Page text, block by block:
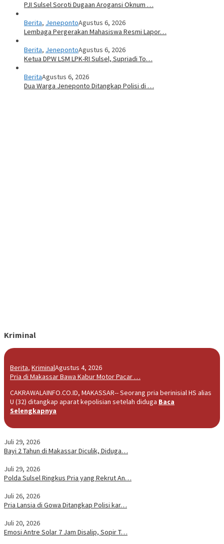
PJI Sulsel Soroti Dugaan Arogansi Oknum …
Berita, JenepontoAgustus 6, 2026
Lembaga Pergerakan Mahasiswa Resmi Lapor…
Berita, JenepontoAgustus 6, 2026
Ketua DPW LSM LPK-RI Sulsel, Supriadi To…
BeritaAgustus 6, 2026
Dua Warga Jeneponto Ditangkap Polisi di …
Kriminal
Berita, KriminalAgustus 4, 2026
Pria di Makassar Bawa Kabur Motor Pacar …
CAKRAWALAINFO.CO.ID, MAKASSAR-- Seorang pria berinisial HS alias
U (32) ditangkap aparat kepolisian setelah diduga Baca
Selengkapnya
Juli 29, 2026
Bayi 2 Tahun di Makassar Diculik, Diduga…
Juli 29, 2026
Polda Sulsel Ringkus Pria yang Rekrut An…
Juli 26, 2026
Pria Lansia di Gowa Ditangkap Polisi kar…
Juli 20, 2026
Emosi Antre Solar 7 Jam Disalip, Sopir T…